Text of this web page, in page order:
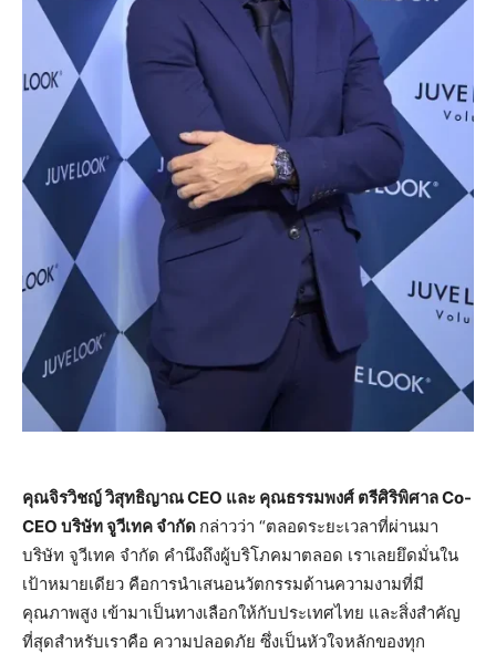
คุณจิรวิชญ์ วิสุทธิญาณ CEO และ คุณธรรมพงศ์ ตรีศิริพิศาล Co-
CEO บริษัท จูวีเทค จำกัด กล่าวว่า “ตลอดระยะเวลาที่ผ่านมา
บริษัท จูวีเทค จำกัด คำนึงถึงผู้บริโภคมาตลอด เราเลยยึดมั่นใน
เป้าหมายเดียว คือการนำเสนอนวัตกรรมด้านความงามที่มี
คุณภาพสูง เข้ามาเป็นทางเลือกให้กับประเทศไทย และสิ่งสำคัญ
ที่สุดสำหรับเราคือ ความปลอดภัย ซึ่งเป็นหัวใจหลักของทุก